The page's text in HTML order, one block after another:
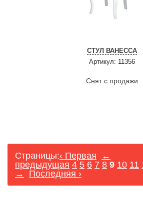
СТУЛ ВАНЕССА
Артикул: 11356
Снят с продажи
Страницы:‹ Первая
←
предыдущая 4 5 6 7 8 9 10 11
→
Последняя ›